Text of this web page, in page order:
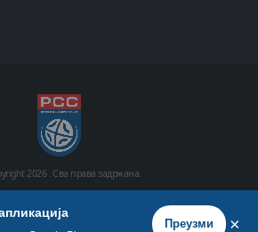
2026 . Сва права задржана.
Фото галерија Видео галерија
Преузми ×